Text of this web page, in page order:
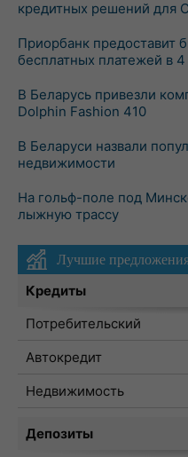
кредитных решений для
Приорбанк предоставит
бесплатных платежей в 4
В Беларусь привезли
Dolphin Fashion 410
В Беларуси назвали
недвижимости
На гольф-поле под
лыжную трассу
Лучшие
Кредиты
Потребительский
Автокредит
Недвижимость
Депозиты